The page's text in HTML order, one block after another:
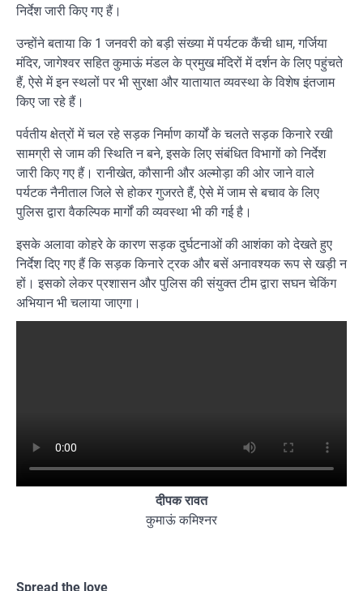
निर्देश जारी किए गए हैं।
उन्होंने बताया कि 1 जनवरी को बड़ी संख्या में पर्यटक कैंची धाम, गर्जिया
मंदिर, जागेश्वर सहित कुमाऊं मंडल के प्रमुख मंदिरों में दर्शन के लिए पहुंचते
हैं, ऐसे में इन स्थलों पर भी सुरक्षा और यातायात व्यवस्था के विशेष इंतजाम
किए जा रहे हैं।
पर्वतीय क्षेत्रों में चल रहे सड़क निर्माण कार्यों के चलते सड़क किनारे रखी
सामग्री से जाम की स्थिति न बने, इसके लिए संबंधित विभागों को निर्देश
जारी किए गए हैं। रानीखेत, कौसानी और अल्मोड़ा की ओर जाने वाले
पर्यटक नैनीताल जिले से होकर गुजरते हैं, ऐसे में जाम से बचाव के लिए
पुलिस द्वारा वैकल्पिक मार्गों की व्यवस्था भी की गई है।
इसके अलावा कोहरे के कारण सड़क दुर्घटनाओं की आशंका को देखते हुए
निर्देश दिए गए हैं कि सड़क किनारे ट्रक और बसें अनावश्यक रूप से खड़ी न
हों। इसको लेकर प्रशासन और पुलिस की संयुक्त टीम द्वारा सघन चेकिंग
अभियान भी चलाया जाएगा।
दीपक रावत
कुमाऊं कमिश्नर
Spread the love